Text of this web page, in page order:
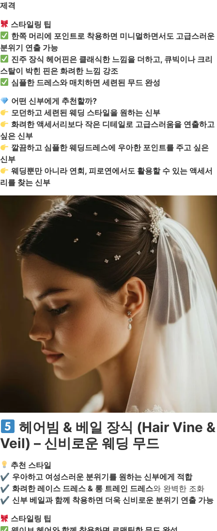
제격
스타일링 팁
한쪽 머리에 포인트로 착용하면 미니멀하면서도 고급스러운
분위기 연출 가능
진주 장식 헤어핀은 클래식한 느낌을 더하고, 큐빅이나 크리
스탈이 박힌 핀은 화려한 느낌 강조
심플한 드레스와 매치하면 세련된 무드 완성
어떤 신부에게 추천할까?
모던하고 세련된 웨딩 스타일을 원하는 신부
화려한 액세서리보다 작은 디테일로 고급스러움을 연출하고
싶은 신부
깔끔하고 심플한 웨딩드레스에 우아한 포인트를 주고 싶은
신부
웨딩뿐만 아니라 연회, 피로연에서도 활용할 수 있는 액세서
리를 찾는 신부
헤어빔 & 베일 장식 (Hair Vine &
Veil) – 신비로운 웨딩 무드
추천 스타일
✔ 우아하고 여성스러운 분위기를 원하는 신부에게 적합
✔ 화려한 레이스 드레스 & 롱 트레인 드레스와 완벽한 조화
✔ 신부 베일과 함께 착용하면 더욱 신비로운 분위기 연출 가능
스타일링 팁